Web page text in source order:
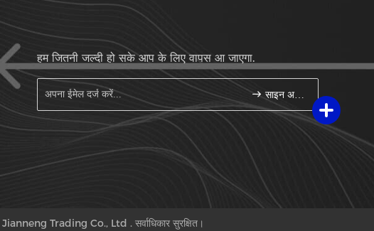
हम जितनी जल्दी हो सके आप के लिए वापस आ जाएगा.
साइन अप करें
Jianneng Trading Co., Ltd . सर्वाधिकार सुरक्षित।